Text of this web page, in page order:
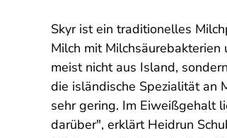
Skyr ist ein traditionelles
Milch mit
meist nicht aus Island,
die isländische Spezialität an
sehr gering. Im Eiweißgehalt
darüber", erklärt Heidrun